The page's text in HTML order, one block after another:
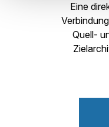
Eine
Quell-